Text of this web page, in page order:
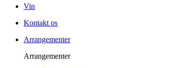
Vin
Kontakt os
Arrangementer
Arrangementer